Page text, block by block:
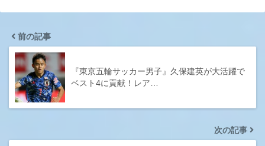
前の記事
『東京五輪サッカー男子』久保建英が大活躍で
ベスト4に貢献！レア…
次の記事